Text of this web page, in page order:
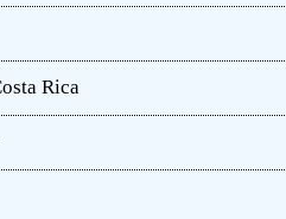
Rica